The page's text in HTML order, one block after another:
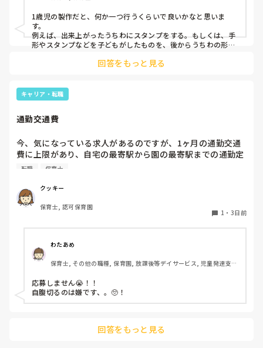
1歳児の製作だと、何か一つ行うくらいで良いかなと思いま
す。
例えば、出来上がったうちわにスタンプをする。もしくは、手
形やスタンプなどを子どもがしたものを、後からうちわの形に
雨遊び、氷遊び、など間食遊びをたくさん行っています。
す！いつもと違うおもちゃ、室内に興味津々です！
回答をもっと見る
キャリア・転職
通勤交通費
今、気になっている求人があるのですが、1ヶ月の通勤交通
費に上限があり、自宅の最寄駅から園の最寄駅までの通勤定
期代が5,000円ほどオーバーします
私としてはなかなか大きい金額なので、この時点で応募を迷
っているのですが、皆さんならどうしますか？
転職 保育士
クッキー
保育士, 認可保育園
1 ・ 3日前
わたあめ
保育士, その他の職種, 保育園, 放課後等デイサービス, 児童発達支援
応募しません😭！！
自腹切るのは嫌です、。🥺！
回答をもっと見る